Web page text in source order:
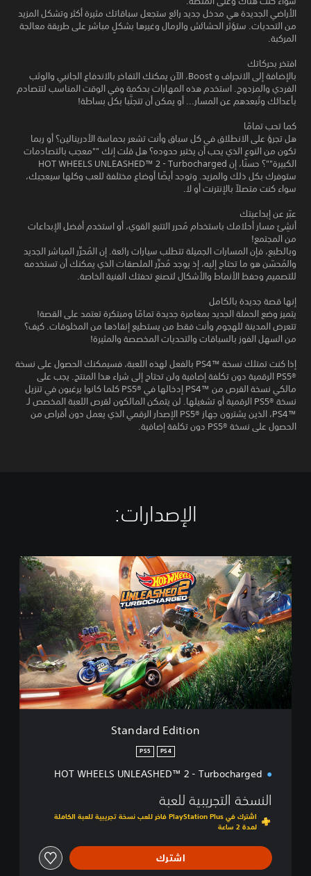
الأراضي الجديدة هي مدخل جديد رائع ستجعل سباقاتك مثيرة أكثر وتشكل المزيد
من التحديات. ستؤثر الحشائش والرمال وغيرها بشكلٍ مباشر على طريقة معالجة
المركبة.
افتخر بحركاتك
بالإضافة إلى الانجراف و Boost، الآن يمكنك التفاخر بالاندفاع الجانبي والوثب
الفردي والمزدوج. استخدم هذه المهارات بحكمة وفي الوقت المناسب لتتصادم
بأعدائك وتُبعدهم عن المسار... أو يمكن أن تتجنَّبا بكل بساطة!
كما تحب تمامًا
هل تجرؤ على الانطلاق في كل سباق وأنت تشعر بحماسة الأدرينالين؟ أو ربما
تكون من النوع الذي يحب أن يختبر حدوده؟ هل قلت إنك ""معجب بالتصادمات
الكبيرة""؟ حسنًا، إن HOT WHEELS UNLEASHED™ 2 - Turbocharged
ستوفرك بكل ذلك والمزيد. وتوجد أيضًا أوضاع مختلفة للعب وكلها سيعجبك،
سواء كنت متصلاً بالإنترنت أو لا.
عبّر عن إبداعيتك
أنشِئ مسار أحلامك باستخدام مُحرر التتبع القوي، أو استخدم أفضل الإبداعات
من المجتمع!
وبالطبع، فإن المسارات الجميلة تتطلب سيارات رائعة. إن المُحرِّر المباشر الجديد
والمُحسّن هو ما تحتاج إليه، إذ يوجد مُحرِّر الملصقات الذي يمكنك أن تستخدمه
للتصميم وحفظ الأنماط والأشكال لتصنع تحفتك الفنية الخاصة.
إنها قصة جديدة بالكامل
يتميز وضع الحملة الجديد بمغامرة جديدة تمامًا ومبتكرة تعتمد على القصة!
تتعرض المدينة للهجوم وأنت فقط من يستطيع إنقاذها من المخلوقات. كيف؟
من السهل الفوز بالسباقات والتحديات المخصصة والمثيرة!
إذا كنت تمتلك نسخة PS4™‎ بالفعل لهذه اللعبة، فسيمكنك الحصول على نسخة
PS5®‎ الرقمية دون تكلفة إضافية ولن تحتاج إلى شراء هذا المنتج. يجب على
مالكي نسخة القرص من PS4™‎ إدخالها في PS5®‎ كلما كانوا يرغبون في تنزيل
نسخة PS5®‎ الرقمية أو تشغيلها. لن يتمكن المالكون لقرص اللعبة المخصص لـ
PS4™‎، الذين يشترون جهاز PS5®‎ الإصدار الرقمي الذي يعمل دون أقراص من
الحصول على نسخة PS5®‎ دون تكلفة إضافية.
الإصدارات:‏
S
t
a
n
d
a
r
d
E
d
t
Standard Edition
PS4
PS5
HOT WHEELS UNLEASHED™ 2 - Turbocharged
النسخة التجريبية للعبة
اشترك في PlayStation Plus فاخر للعب نسخة تجريبية للعبة الكاملة
لمدة 2 ساعة
اشترك